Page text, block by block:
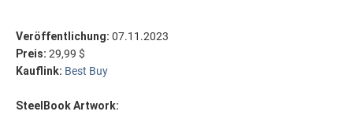
Veröffentlichung: 07.11.2023
Preis: 29,99 $
Kauflink: Best Buy
SteelBook Artwork: